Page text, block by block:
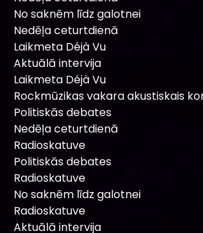
No saknēm līdz galotnei
Nedēļa ceturtdienā
Laikmeta Déjà Vu
Aktuālā intervija
Laikmeta Déjà Vu
Rockmūzikas vakara akustiskais
Politiskās debates
Nedēļa ceturtdienā
Radioskatuve
Politiskās debates
Radioskatuve
No saknēm līdz galotnei
Radioskatuve
Aktuālā intervija